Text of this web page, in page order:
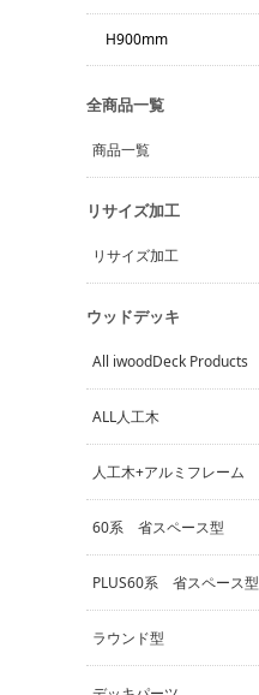
H900mm
全商品一覧
商品一覧
リサイズ加工
リサイズ加工
ウッドデッキ
All iwoodDeck Products
ALL人工木
人工木+アルミフレーム
60系 省スペース型
PLUS60系 省スペース型
ラウンド型